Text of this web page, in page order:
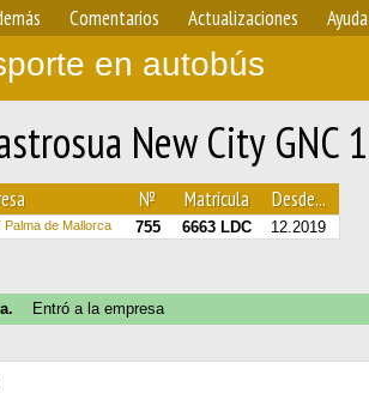
Comentarios Actualizaciones Ayuda
en autobús
New City
№ Matrícula Desde...
Palma de Mallorca 755 6663 LDC 12.2019
Entró a la empresa